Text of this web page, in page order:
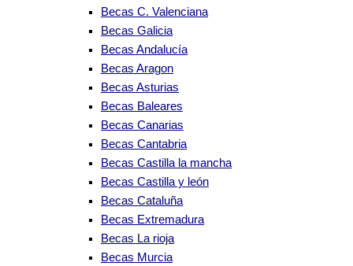
Becas C. Valenciana
Becas Galicia
Becas Andalucía
Becas Aragon
Becas Asturias
Becas Baleares
Becas Canarias
Becas Cantabria
Becas Castilla la mancha
Becas Castilla y león
Becas Cataluña
Becas Extremadura
Becas La rioja
Becas Murcia